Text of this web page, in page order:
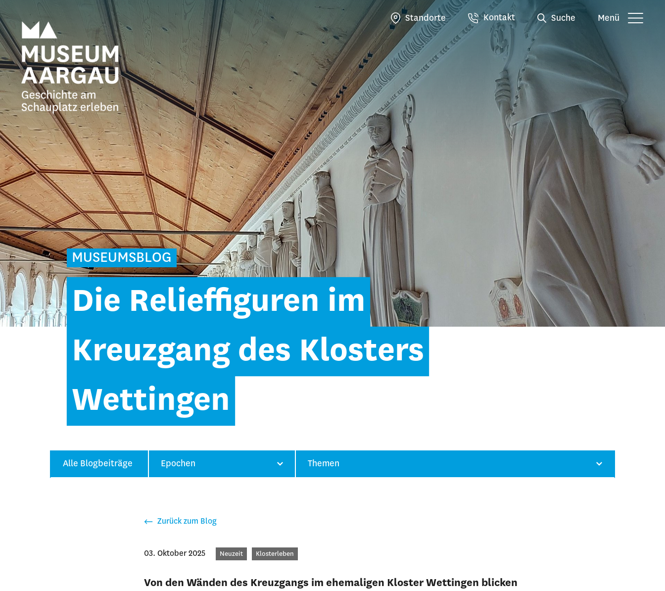
Standorte Kontakt Suche Menü
MUSEUMSBLOG
Die Relieffiguren im
Kreuzgang des Klosters
Wettingen
Alle Blogbeiträge Epochen Themen
Zurück zum Blog
03. Oktober 2025 Kategorien
Neuzeit Klosterleben
Von den Wänden des Kreuzgangs im ehemaligen Kloster Wettingen blicken